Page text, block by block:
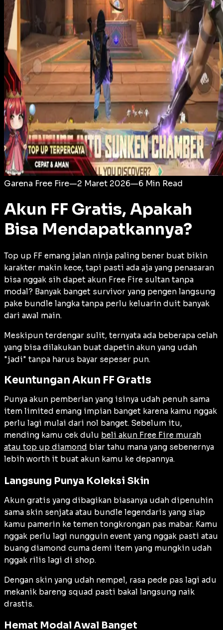
Garena Free Fire—2 Maret 2026—6 Min Read
Akun FF Gratis, Apakah
Bisa Mendapatkannya?
Top up FF emang jalan ninja paling bener buat bikin
karakter makin kece, tapi pasti ada aja yang penasaran
bisa nggak sih dapet akun Free Fire sultan tanpa
modal? Banyak banget survivor yang pengen langsung
pake bundle langka tanpa perlu keluarin duit banyak
dari awal main.
Meskipun terdengar sulit, ternyata ada beberapa celah
yang bisa dilakukan buat dapetin akun yang udah
"jadi" tanpa harus bayar sepeser pun.
Keuntungan Akun FF Gratis
Punya akun pemberian yang isinya udah penuh sama
item limited emang impian banget karena kamu nggak
perlu lagi mulai dari nol banget. Sebelum itu,
mending kamu cek dulu beli akun Free Fire murah
atau top up diamond biar tahu mana yang sebenernya
lebih worth it buat akun kamu ke depannya.
Langsung Punya Koleksi Skin
Akun gratis yang dibagikan biasanya udah dipenuhin
sama skin senjata atau bundle legendaris yang siap
kamu pamerin ke temen tongkrongan pas mabar. Kamu
nggak perlu lagi nungguin event yang nggak pasti atau
buang diamond cuma demi item yang mungkin udah
nggak rilis lagi di shop.
Dengan skin yang udah nempel, rasa pede pas lagi adu
mekanik bareng squad pasti bakal langsung naik
drastis.
Hemat Modal Awal Banget